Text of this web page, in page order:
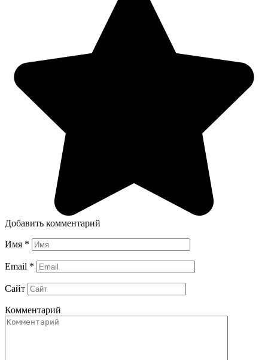
Добавить комментарий
Имя *
Email *
Сайт
Комментарий